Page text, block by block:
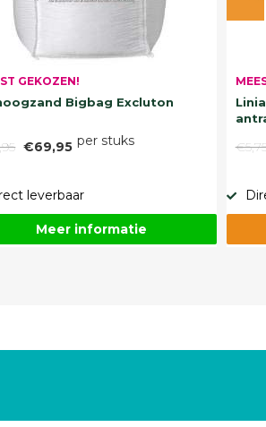
GEKOZEN!
Bigbag Excluton
€69,95 per stuks
leverbaar
Meer informatie